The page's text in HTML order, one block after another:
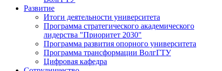
Развитие
Итоги деятельности университета
Программа стратегического академического
лидерства "Приоритет 2030"
Программа развития опорного университета
Программа трансформации ВолгГТУ
Цифровая кафедра